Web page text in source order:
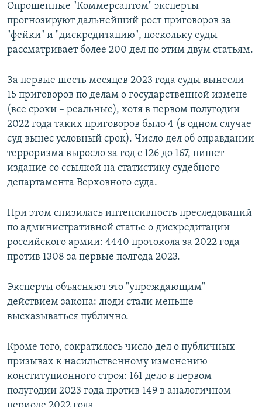
Опрошенные "Коммерсантом" эксперты
прогнозируют дальнейший рост приговоров за
"фейки" и "дискредитацию", поскольку суды
рассматривает более 200 дел по этим двум статьям.
За первые шесть месяцев 2023 года суды вынесли
15 приговоров по делам о государственной измене
(все сроки – реальные), хотя в первом полугодии
2022 года таких приговоров было 4 (в одном случае
суд вынес условный срок). Число дел об оправдании
терроризма выросло за год с 126 до 167, пишет
издание со ссылкой на статистику судебного
департамента Верховного суда.
При этом снизилась интенсивность преследований
по административной статье о дискредитации
российского армии: 4440 протокола за 2022 года
против 1308 за первые полгода 2023.
Эксперты объясняют это "упреждающим"
действием закона: люди стали меньше
высказываться публично.
Кроме того, сократилось число дел о публичных
призывах к насильственному изменению
конституционного строя: 161 дело в первом
полугодии 2023 года против 149 в аналогичном